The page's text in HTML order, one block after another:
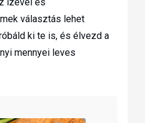
választás lehet
ki te is, és élvezd a
mennyei leves